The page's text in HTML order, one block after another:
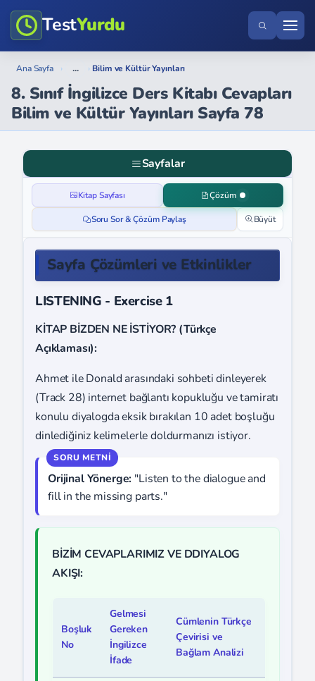
TestYurdu
Ana Sayfa › ... › Bilim ve Kültür Yayınları
8. Sınıf İngilizce Ders Kitabı Cevapları
Bilim ve Kültür Yayınları Sayfa 78
Sayfalar
Kitap Sayfası Çözüm
Soru Sor & Çözüm Paylaş Büyüt
Sayfa Çözümleri ve Etkinlikler
LISTENING - Exercise 1
KİTAP BİZDEN NE İSTİYOR? (Türkçe
Açıklaması):
Ahmet ile Donald arasındaki sohbeti dinleyerek
(Track 28) internet bağlantı kopukluğu ve tamiratı
konulu diyalogda eksik bırakılan 10 adet boşluğu
dinlediğiniz kelimelerle doldurmanızı istiyor.
Orijinal Yönerge: "Listen to the dialogue and
fill in the missing parts."
BİZİM CEVAPLARIMIZ VE DDIYALOG
AKIŞI:
Boşluk
No
Gelmesi
Gereken
İngilizce
İfade
Cümlenin Türkçe
Çevirisi ve
Bağlam Analizi